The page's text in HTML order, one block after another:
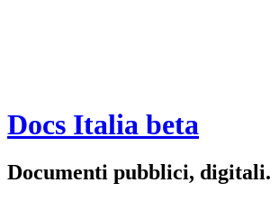
Docs Italia beta
Documenti pubblici, digitali.